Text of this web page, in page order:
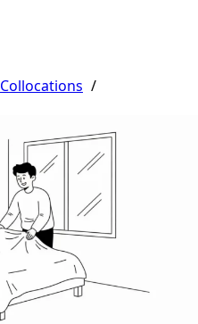
Collocations